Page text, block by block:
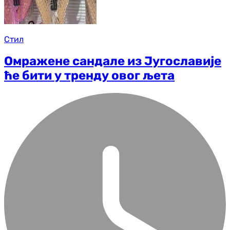
Стил
Омражене сандале из Југославије
ће бити у тренду овог љета